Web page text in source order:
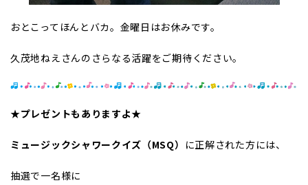
おとこってほんとバカ。金曜日はお休みです。
久茂地ねえさんのさらなる活躍をご期待ください。
★プレゼントもありますよ★
ミュージックシャワークイズ（MSQ） に正解された方には、
抽選で一名様に